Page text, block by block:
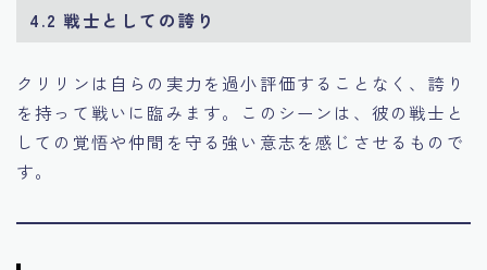
4.2 戦士としての誇り
クリリンは自らの実力を過小評価することなく、誇り
を持って戦いに臨みます。このシーンは、彼の戦士と
しての覚悟や仲間を守る強い意志を感じさせるもので
す。